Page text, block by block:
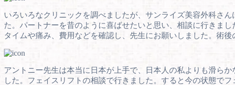
いろいろなクリニックを調べましたが、サンライズ美容外科さ
た。パートナーを昔のように喜ばせたいと思い、相談に行きま
タイムや痛み、費用などを確認し、先生にお願いしました。術
アントニー先生は本当に日本が上手で、日本人の私よりも滑ら
した。フェイスリフトの相談で行きました。すると今の状態で